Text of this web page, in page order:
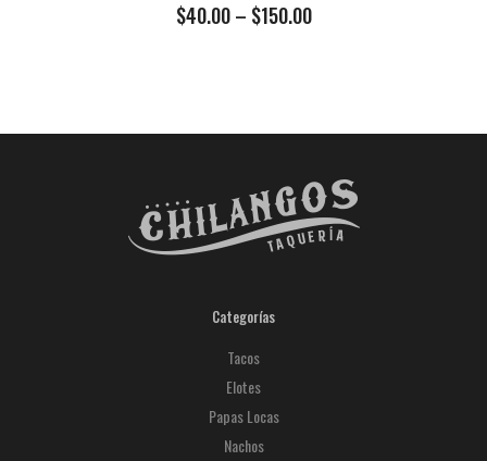
$40.00– $150.00
Categorías
Tacos
Elotes
Papas Locas
Nachos